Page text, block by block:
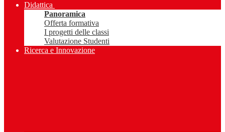
Didattica
Panoramica
Offerta formativa
I progetti delle classi
Valutazione Studenti
Ricerca e Innovazione